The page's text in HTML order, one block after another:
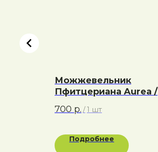
Можжевельник
Пфитцериана Aurea /
700 р. /1 шт
Подробнее